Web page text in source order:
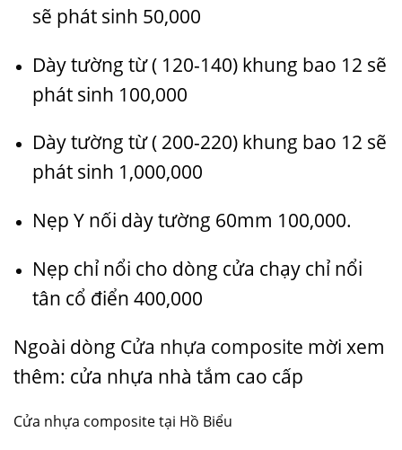
sẽ phát sinh 50,000
Dày tường từ ( 120-140) khung bao 12 sẽ
phát sinh 100,000
Dày tường từ ( 200-220) khung bao 12 sẽ
phát sinh 1,000,000
Nẹp Y nối dày tường 60mm 100,000.
Nẹp chỉ nổi cho dòng cửa chạy chỉ nổi
tân cổ điển 400,000
Ngoài dòng Cửa nhựa composite mời xem
thêm: cửa nhựa nhà tắm cao cấp
Cửa nhựa composite tại Hồ Biểu